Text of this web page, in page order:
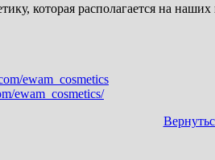
которая располагается на наших
ewam_cosmetics
ewam_cosmetics/